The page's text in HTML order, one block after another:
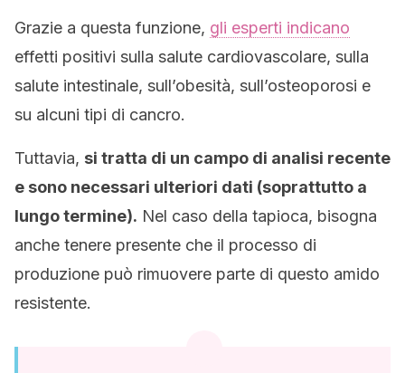
Grazie a questa funzione, gli esperti indicano
effetti positivi sulla salute cardiovascolare, sulla
salute intestinale, sull’obesità, sull’osteoporosi e
su alcuni tipi di cancro.
Tuttavia, si tratta di un campo di analisi recente
e sono necessari ulteriori dati (soprattutto a
lungo termine). Nel caso della tapioca, bisogna
anche tenere presente che il processo di
produzione può rimuovere parte di questo amido
resistente.